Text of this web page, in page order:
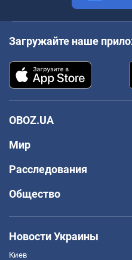
Загружайте наше
OBOZ.UA
Мир
Расследования
Общество
Новости Украины
Киев